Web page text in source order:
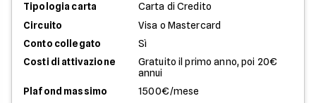
Tipologia carta
Carta di Credito
Circuito
Visa o Mastercard
Conto collegato
Sì
Costi di attivazione
Gratuito il primo anno, poi 20€
annui
Plafond massimo
1500€/mese